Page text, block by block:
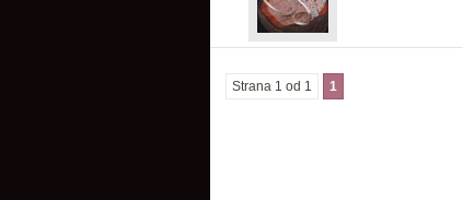
Strana 1 od 1 1